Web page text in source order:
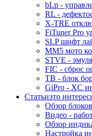
bLp -
RL -
X-TRE
FiTuner Pro
SLP шифт
MM5 мото
STVE -
FIC - сброс
TB - блок
GiPro - XC
Статьиэто
Обзор
Видео -
Обзор
Настройка